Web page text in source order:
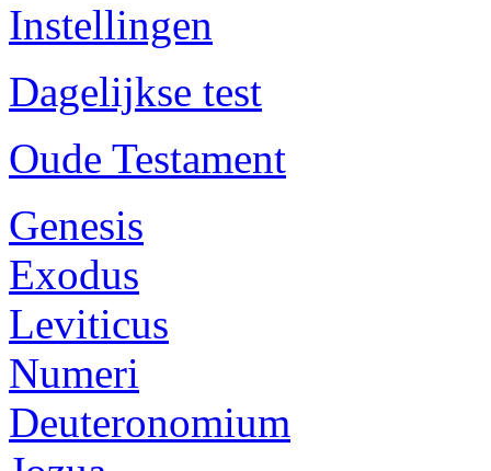
Instellingen
Dagelijkse test
Oude Testament
Genesis
Exodus
Leviticus
Numeri
Deuteronomium